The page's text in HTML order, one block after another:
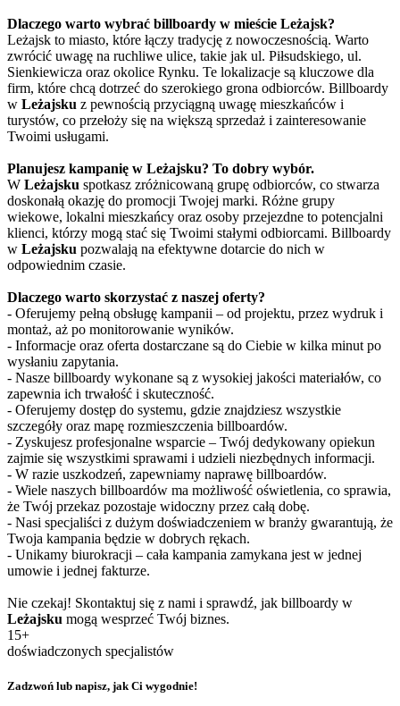
Dlaczego warto wybrać billboardy w mieście Leżajsk?
Leżajsk to miasto, które łączy tradycję z nowoczesnością. Warto
zwrócić uwagę na ruchliwe ulice, takie jak ul. Piłsudskiego, ul.
Sienkiewicza oraz okolice Rynku. Te lokalizacje są kluczowe dla
firm, które chcą dotrzeć do szerokiego grona odbiorców. Billboardy
w Leżajsku z pewnością przyciągną uwagę mieszkańców i
turystów, co przełoży się na większą sprzedaż i zainteresowanie
Twoimi usługami.
Planujesz kampanię w Leżajsku? To dobry wybór.
W Leżajsku spotkasz zróżnicowaną grupę odbiorców, co stwarza
doskonałą okazję do promocji Twojej marki. Różne grupy
wiekowe, lokalni mieszkańcy oraz osoby przejezdne to potencjalni
klienci, którzy mogą stać się Twoimi stałymi odbiorcami. Billboardy
w Leżajsku pozwalają na efektywne dotarcie do nich w
odpowiednim czasie.
Dlaczego warto skorzystać z naszej oferty?
- Oferujemy pełną obsługę kampanii – od projektu, przez wydruk i
montaż, aż po monitorowanie wyników.
- Informacje oraz oferta dostarczane są do Ciebie w kilka minut po
wysłaniu zapytania.
- Nasze billboardy wykonane są z wysokiej jakości materiałów, co
zapewnia ich trwałość i skuteczność.
- Oferujemy dostęp do systemu, gdzie znajdziesz wszystkie
szczegóły oraz mapę rozmieszczenia billboardów.
- Zyskujesz profesjonalne wsparcie – Twój dedykowany opiekun
zajmie się wszystkimi sprawami i udzieli niezbędnych informacji.
- W razie uszkodzeń, zapewniamy naprawę billboardów.
- Wiele naszych billboardów ma możliwość oświetlenia, co sprawia,
że Twój przekaz pozostaje widoczny przez całą dobę.
- Nasi specjaliści z dużym doświadczeniem w branży gwarantują, że
Twoja kampania będzie w dobrych rękach.
- Unikamy biurokracji – cała kampania zamykana jest w jednej
umowie i jednej fakturze.
Nie czekaj! Skontaktuj się z nami i sprawdź, jak billboardy w
Leżajsku mogą wesprzeć Twój biznes.
15+
doświadczonych specjalistów
Zadzwoń lub napisz, jak Ci wygodnie!